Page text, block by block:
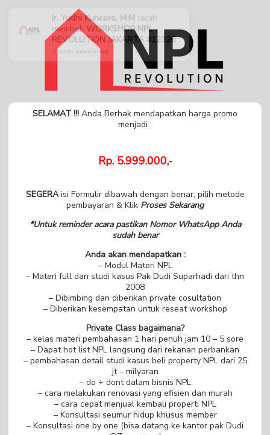
SELAMAT !!! Anda Berhak mendapatkan harga promo
menjadi :
Rp. 5.999.000,-
SEGERAisi Formulir dibawah dengan benar, pilih metode
pembayaran & Klik Proses Sekarang
*Untuk reminder acara pastikan Nomor WhatsApp Anda
sudah benar
Anda akan mendapatkan :
– Modul Materi NPL
– Materi full dan studi kasus Pak Dudi Suparhadi dari thn
2008
– Dibimbing dan diberikan private cosultation
– Diberikan kesempatan untuk reseat workshop
Private Class bagaimana?
– kelas materi pembahasan 1 hari penuh jam 10 – 5 sore
– Dapat hot list NPL langsung dari rekanan perbankan
– pembahasan detail studi kasus beli property NPL dari 25
jt – milyaran
– do + dont dalam bisnis NPL
– cara melakukan renovasi yang efisien dan murah
– cara cepat menjual kembali properti NPL
– Konsultasi seumur hidup khusus member
– Konsultasi one by one (bisa datang ke kantor pak Dudi
Ir. Yudhi Kuncoro, M.M telah
membeli WORKSHOP NPL
REVOLUTION JAKARTA #12326
3 bulan sebelumnya